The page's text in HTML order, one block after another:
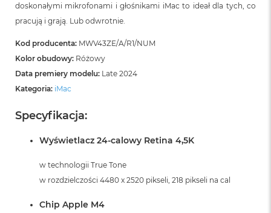
doskonałymi mikrofonami i głośnikami iMac to ideał dla tych, co
pracują i grają. Lub odwrotnie.
Kod producenta: MWV43ZE/A/R1/NUM
Kolor obudowy: Różowy
Data premiery modelu: Late 2024
Kategoria: iMac
Specyfikacja:
Wyświetlacz 24-calowy Retina 4,5K
w technologii True Tone
w rozdzielczości 4480 x 2520 pikseli, 218 pikseli na cal
Chip Apple M4